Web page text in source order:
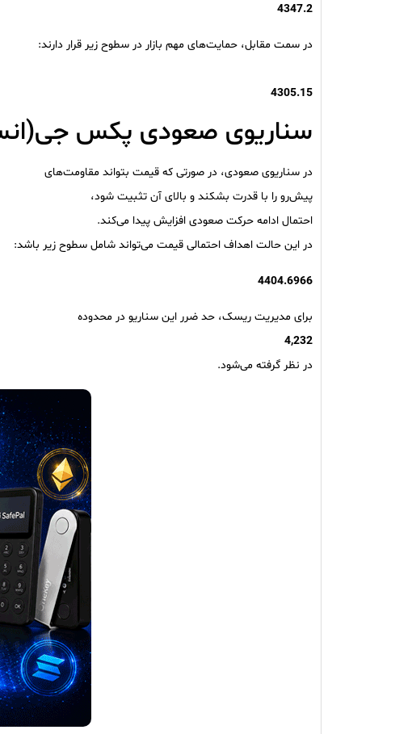
4347.2
در سمت مقابل، حمایت‌های مهم بازار در سطوح زیر قرار دارند:
4305.15
سناریوی صعودی پکس
در سناریوی صعودی، در صورتی که قیمت بتواند مقاومت‌های
پیش‌رو را با قدرت بشکند و بالای آن تثبیت شود،
احتمال ادامه حرکت صعودی افزایش پیدا می‌کند.
در این حالت اهداف احتمالی قیمت می‌تواند شامل سطوح زیر باشد:
4404.6966
برای مدیریت ریسک، حد ضرر این سناریو در محدوده
4,232
در نظر گرفته می‌شود.